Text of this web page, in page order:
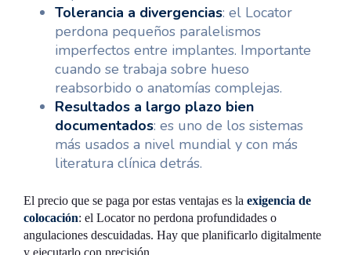
Tolerancia a divergencias: el Locator
perdona pequeños paralelismos
imperfectos entre implantes. Importante
cuando se trabaja sobre hueso
reabsorbido o anatomías complejas.
Resultados a largo plazo bien
documentados: es uno de los sistemas
más usados a nivel mundial y con más
literatura clínica detrás.
El precio que se paga por estas ventajas es la exigencia de
colocación: el Locator no perdona profundidades o
angulaciones descuidadas. Hay que planificarlo digitalmente